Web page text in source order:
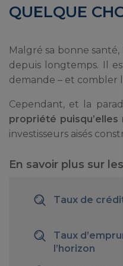
QUELQUE
Malgré sa bonne santé,
depuis longtemps. Il
demande – et combler
Cependant, et la
propriété
investisseurs aisés
En savoir plus sur
Taux de
Taux
l’horizon